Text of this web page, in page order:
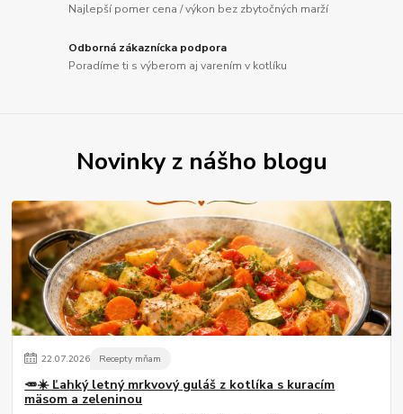
Najlepší pomer cena / výkon bez zbytočných marží
Odborná zákaznícka podpora
Poradíme ti s výberom aj varením v kotlíku
Novinky z nášho blogu
22.07.2026 Recepty mňam
🥕☀️ Ľahký letný mrkvový guláš z kotlíka s kuracím
mäsom a zeleninou